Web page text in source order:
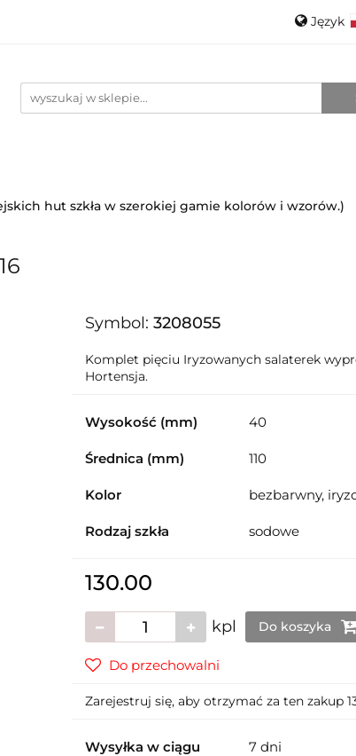
Język
Ceramika
O mnie
hut szkła w szerokiej gamie kolorów i wzorów.)
Symbol: 3208055
Komplet pięciu Iryzowanych salaterek
Hortensja.
Wysokość (mm) 40
Średnica (mm) 110
Kolor bezbarwny,
Rodzaj szkła sodowe
130.00
kpl Do koszyka
Do przechowalni
Zarejestruj się, aby otrzymać za ten zakup
Wysyłka w ciągu 7 dni